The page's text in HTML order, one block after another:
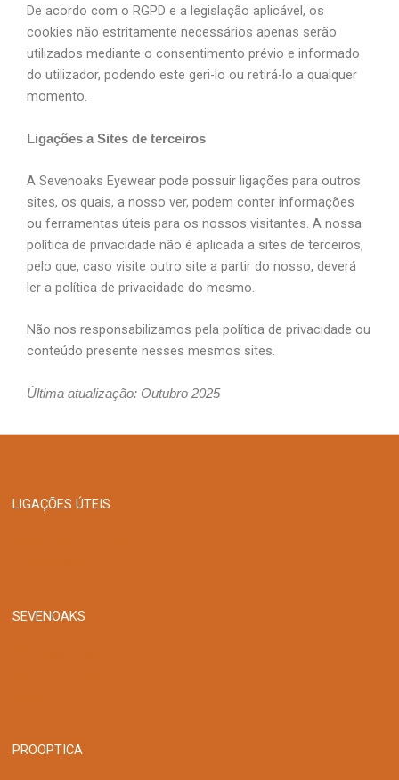
De acordo com o RGPD e a legislação aplicável, os
cookies não estritamente necessários apenas serão
utilizados mediante o consentimento prévio e informado
do utilizador, podendo este geri-lo ou retirá-lo a qualquer
momento.
Ligações a Sites de terceiros
A Sevenoaks Eyewear pode possuir ligações para outros
sites, os quais, a nosso ver, podem conter informações
ou ferramentas úteis para os nossos visitantes. A nossa
política de privacidade não é aplicada a sites de terceiros,
pelo que, caso visite outro site a partir do nosso, deverá
ler a política de privacidade do mesmo.
Não nos responsabilizamos pela política de privacidade ou
conteúdo presente nesses mesmos sites.
Última atualização: Outubro 2025
LIGAÇÕES ÚTEIS
SEVENOAKS
PROOPTICA